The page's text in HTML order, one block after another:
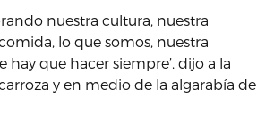
nuestra cultura, nuestra
lo que somos, nuestra
hay que hacer siempre’, dijo a la
y en medio de la algarabía de